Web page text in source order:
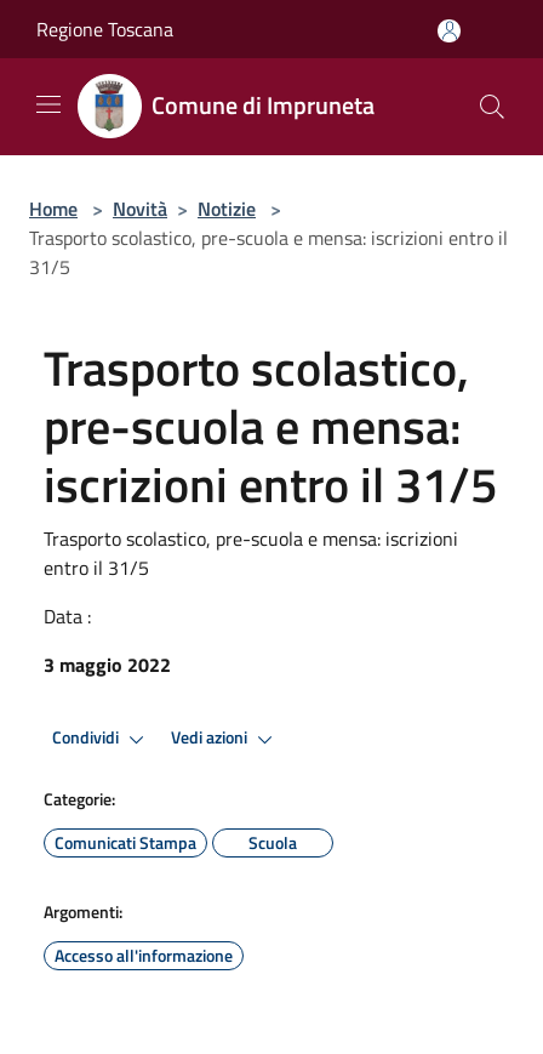
Regione Toscana
Comune di Impruneta
Home > Novità > Notizie >
Trasporto scolastico, pre-scuola e mensa: iscrizioni entro il
31/5
Trasporto scolastico,
pre-scuola e mensa:
iscrizioni entro il 31/5
Trasporto scolastico, pre-scuola e mensa: iscrizioni
entro il 31/5
Data :
3 maggio 2022
Condividi Vedi azioni
Categorie:
Comunicati Stampa
Scuola
Argomenti:
Accesso all'informazione